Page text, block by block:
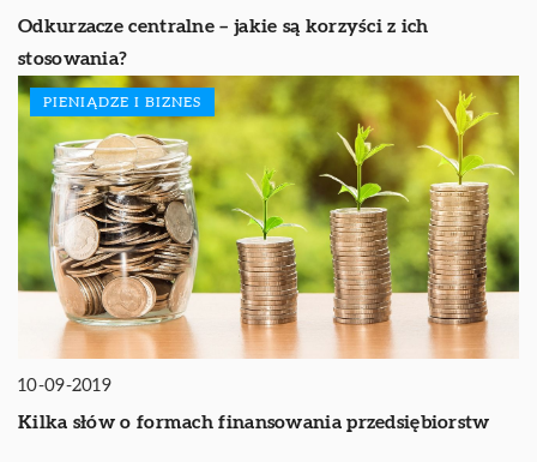
Odkurzacze centralne – jakie są korzyści z ich
stosowania?
PIENIĄDZE I BIZNES
10-09-2019
Kilka słów o formach finansowania przedsiębiorstw